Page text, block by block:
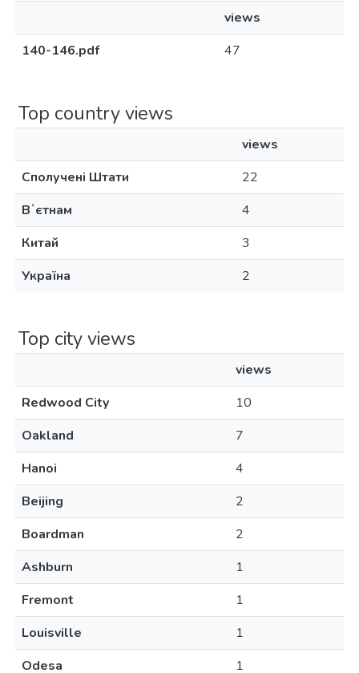
views
140-146.pdf
47
Top country views
views
Сполучені Штати
22
Вʼєтнам
4
Китай
3
Україна
2
Top city views
views
Redwood City
10
Oakland
7
Hanoi
4
Beijing
2
Boardman
2
Ashburn
1
Fremont
1
Louisville
1
Odesa
1